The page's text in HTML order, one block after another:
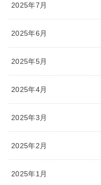
2025年7月
2025年6月
2025年5月
2025年4月
2025年3月
2025年2月
2025年1月